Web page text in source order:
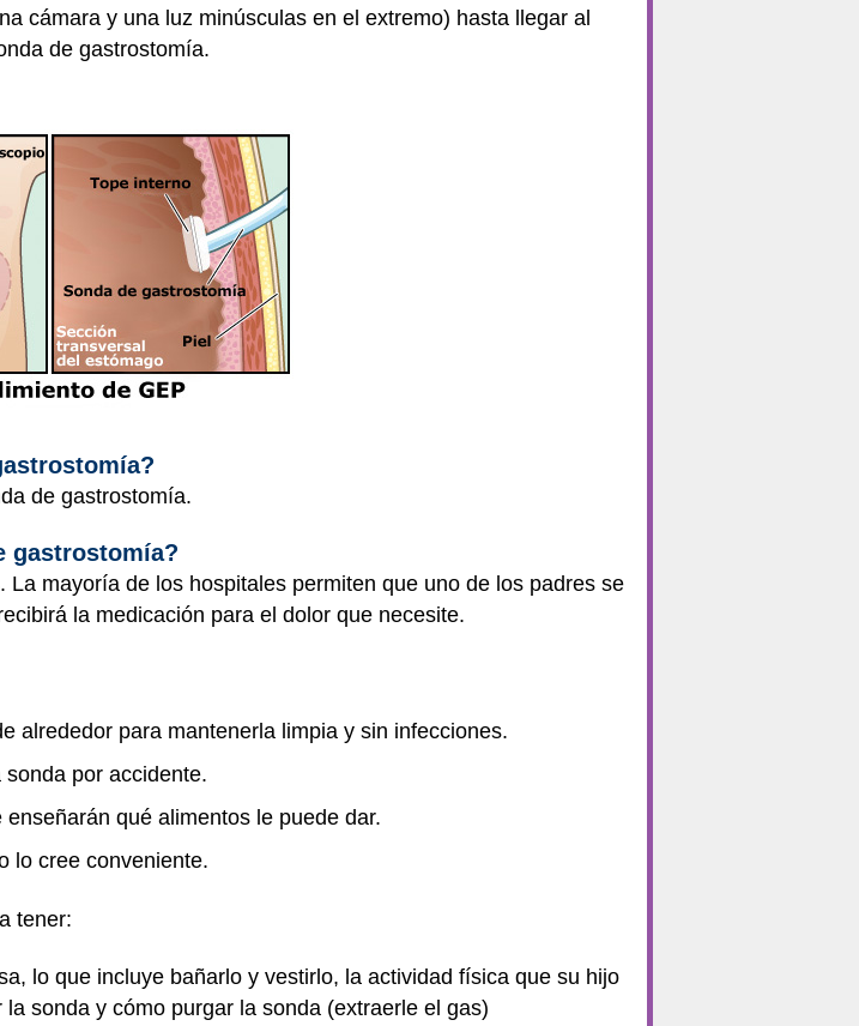
cámara y una luz minúsculas en el extremo) hasta llegar al
de gastrostomía.
de gastrostomía.
gastrostomía?
mayoría de los hospitales permiten que uno de los padres se
la medicación para el dolor que necesite.
alrededor para mantenerla limpia y sin infecciones.
por accidente.
qué alimentos le puede dar.
lo cree conveniente.
tener:
lo que incluye bañarlo y vestirlo, la actividad física que su hijo
sonda y cómo purgar la sonda (extraerle el gas)